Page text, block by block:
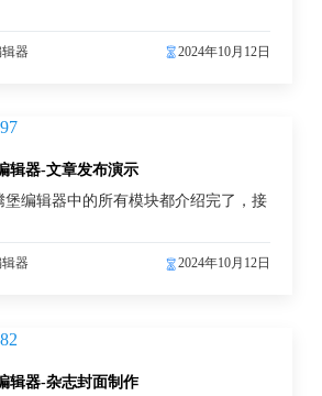
辑器 2024年10月12日
辑器-文章发布演示
堡编辑器中的所有模块都介绍完了，接
辑器 2024年10月12日
辑器-杂志封面制作